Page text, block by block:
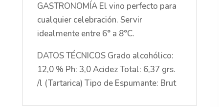
GASTRONOMÍA El vino perfecto para
cualquier celebración. Servir
idealmente entre 6° a 8°C.
DATOS TÉCNICOS Grado alcohólico:
12,0 % Ph: 3,0 Acidez Total: 6,37 grs.
/l (Tartarica) Tipo de Espumante: Brut